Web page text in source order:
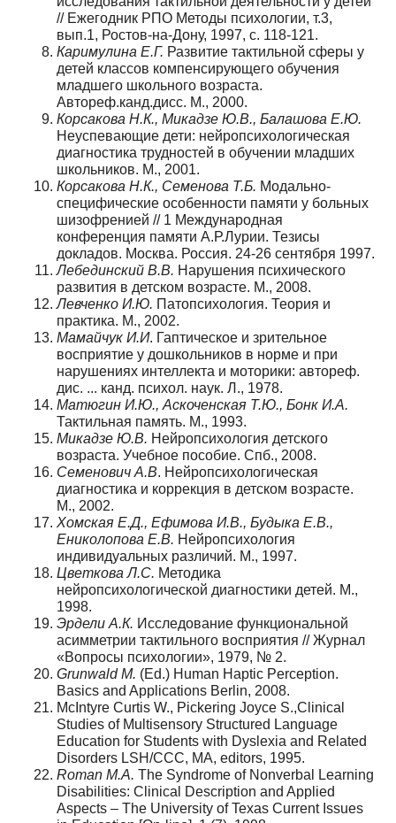
// Ежегодник РПО Методы психологии, т.3,
вып.1, Ростов-на-Дону, 1997, с. 118-121.
Каримулина Е.Г. Развитие тактильной сферы у
детей классов компенсирующего обучения
младшего школьного возраста.
Автореф.канд.дисс. М., 2000.
Корсакова Н.К., Микадзе Ю.В., Балашова Е.Ю.
Неуспевающие дети: нейропсихологическая
диагностика трудностей в обучении младших
школьников. М., 2001.
Корсакова Н.К., Семенова Т.Б. Модально-
специфические особенности памяти у больных
шизофренией // 1 Международная
конференция памяти А.Р.Лурии. Тезисы
докладов. Москва. Россия. 24-26 сентября 1997.
Лебединский В.В. Нарушения психического
развития в детском возрасте. М., 2008.
Левченко И.Ю. Патопсихология. Теория и
практика. М., 2002.
Мамайчук И.И. Гаптическое и зрительное
восприятие у дошкольников в норме и при
нарушениях интеллекта и моторики: автореф.
дис. ... канд. психол. наук. Л., 1978.
Матюгин И.Ю., Аскоченская Т.Ю., Бонк И.А.
Тактильная память. М., 1993.
Микадзе Ю.В. Нейропсихология детского
возраста. Учебное пособие. Спб., 2008.
Семенович А.В. Нейропсихологическая
диагностика и коррекция в детском возрасте.
М., 2002.
Хомская Е.Д., Ефимова И.В., Будыка Е.В.,
Ениколопова Е.В. Нейропсихология
индивидуальных различий. М., 1997.
Цветкова Л.С. Методика
нейропсихологической диагностики детей. М.,
1998.
Эрдели А.К. Исследование функциональной
асимметрии тактильного восприятия // Журнал
«Вопросы психологии», 1979, № 2.
Grunwald M. (Ed.) Human Haptic Perception.
Basics and Applications Berlin, 2008.
McIntyre Curtis W., Pickering Joyce S.,Clinical
Studies of Multisensory Structured Language
Education for Students with Dyslexia and Related
Disorders LSH/CCC, MA, editors, 1995.
Roman M.A. The Syndrome of Nonverbal Learning
Disabilities: Clinical Description and Applied
Aspects – The University of Texas Current Issues